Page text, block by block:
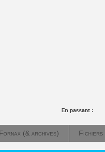
En passant :
(& archives) Fichiers